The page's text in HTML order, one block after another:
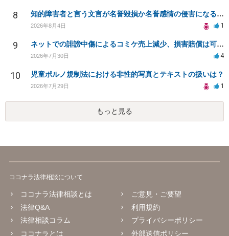
8 知的障害者と言う文言が名誉毀損か名誉感情の侵害になるか教えてほしい。
2026年8月4日 1
9 ネットでの誹謗中傷によるコミケ売上減少、損害賠償は可能か？
2026年7月30日 4
10 児童ポルノ規制法における非性的写真とテキストの扱いは？
2026年7月29日 1
もっと見る
ココナラ法律相談について
ココナラ法律相談とは
法律Q&A
法律相談コラム
ココナラとは
ご意見・ご要望
利用規約
プライバシーポリシー
外部送信ポリシー